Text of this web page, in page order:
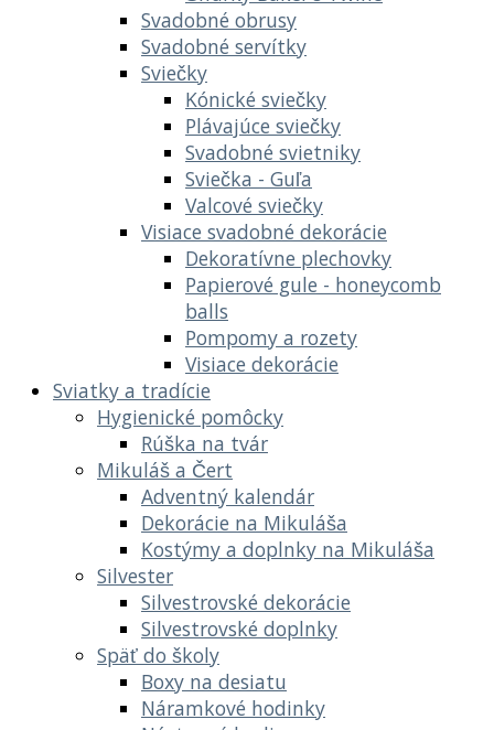
Svadobné obrusy
Svadobné servítky
Sviečky
Kónické sviečky
Plávajúce sviečky
Svadobné svietniky
Sviečka - Guľa
Valcové sviečky
Visiace svadobné dekorácie
Dekoratívne plechovky
Papierové gule - honeycomb
balls
Pompomy a rozety
Visiace dekorácie
Sviatky a tradície
Hygienické pomôcky
Rúška na tvár
Mikuláš a Čert
Adventný kalendár
Dekorácie na Mikuláša
Kostýmy a doplnky na Mikuláša
Silvester
Silvestrovské dekorácie
Silvestrovské doplnky
Späť do školy
Boxy na desiatu
Náramkové hodinky